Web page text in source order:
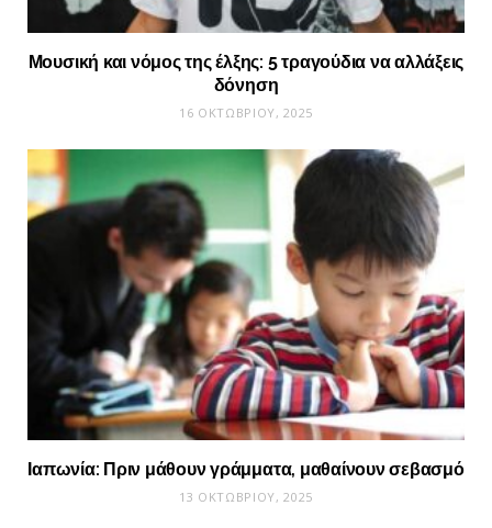
Μουσική και νόμος της έλξης: 5 τραγούδια να αλλάξεις
δόνηση
16 ΟΚΤΩΒΡΊΟΥ, 2025
Ιαπωνία: Πριν μάθουν γράμματα, μαθαίνουν σεβασμό
13 ΟΚΤΩΒΡΊΟΥ, 2025